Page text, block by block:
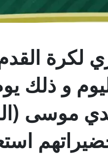
لكرة
و ذلك
موسى